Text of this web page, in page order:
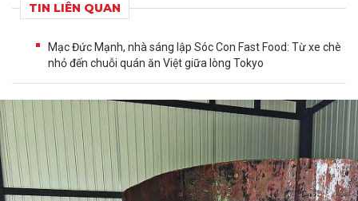
TIN LIÊN QUAN
Mạc Đức Mạnh, nhà sáng lập Sóc Con Fast Food: Từ xe chè
nhỏ đến chuỗi quán ăn Việt giữa lòng Tokyo